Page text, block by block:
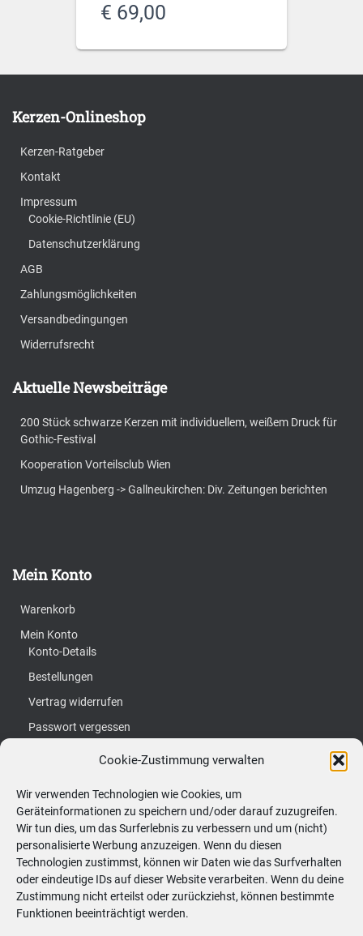
Cookie-Zustimmung verwalten
Wir verwenden Technologien wie Cookies, um
Geräteinformationen zu speichern und/oder darauf zuzugreifen.
Wir tun dies, um das Surferlebnis zu verbessern und um (nicht)
personalisierte Werbung anzuzeigen. Wenn du diesen
Technologien zustimmst, können wir Daten wie das Surfverhalten
oder eindeutige IDs auf dieser Website verarbeiten. Wenn du deine
Zustimmung nicht erteilst oder zurückziehst, können bestimmte
Funktionen beeinträchtigt werden.
€ 69,00
Kerzen-Onlineshop
Kerzen-Ratgeber
Kontakt
Impressum
Cookie-Richtlinie (EU)
Datenschutzerklärung
AGB
Zahlungsmöglichkeiten
Versandbedingungen
Widerrufsrecht
Aktuelle Newsbeiträge
200 Stück schwarze Kerzen mit individuellem, weißem Druck für
Gothic-Festival
Kooperation Vorteilsclub Wien
Umzug Hagenberg -> Gallneukirchen: Div. Zeitungen berichten
Mein Konto
Warenkorb
Mein Konto
Konto-Details
Bestellungen
Vertrag widerrufen
Passwort vergessen
u
c
h
e
n
n
Kerzenatelier:
Hörtengasse 62, 1110 Wien
ÖFFNUNGSZEITEN - nach vorheriger
Terminvereinbarung!